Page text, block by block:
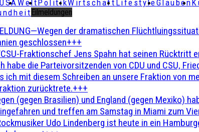
USAWeltPolitikWirtschaft LifestyleGlauben
Eilmeldungen
der dramatischen
geschlossen+++
Fraktionschef Jens Spahn hat seinen Rücktritt
habe die Parteivorsitzenden von CDU und CSU,
ich mit diesem Schreiben an unsere Fraktion von
zurücktrete.+++
(gegen Brasilien) und England (gegen Mexiko)
und treffen am Samstag in Miami zum
Udo Lindenberg ist heute in ein